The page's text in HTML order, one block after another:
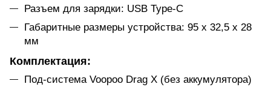
Разъем для зарядки: USB Type-C
Габаритные размеры устройства: 95 х 32,5 х 28
мм
Комплектация:
Под-система Voopoo Drag X (без аккумулятора)